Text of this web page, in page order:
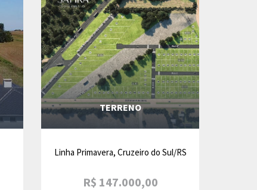
TERRENO
Linha Primavera, Cruzeiro do Sul/RS
R$ 147.000,00